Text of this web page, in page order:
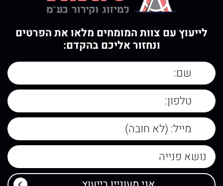
לייעוץ עם צוות המומחים מלאו את הפרטים
ונחזור אליכם בהקדם: